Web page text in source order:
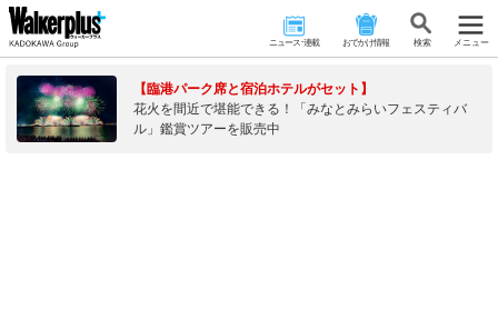
ニュース･連載 おでかけ情報 検 索 メニュー
【臨港パーク席と宿泊ホテルがセット】
花火を間近で堪能できる！「みなとみらいフェスティバ
ル」鑑賞ツアーを販売中